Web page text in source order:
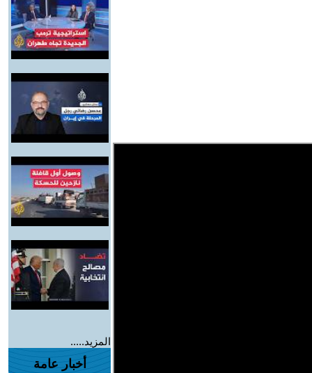
المزيد.....
أخبار عامة